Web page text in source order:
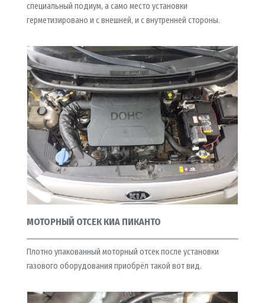
специальный подиум, а само место установки
герметизировано и с внешней, и с внутренней стороны.
МОТОРНЫЙ ОТСЕК КИА ПИКАНТО
Плотно упакованный моторный отсек после установки
газового оборудования приобрёл такой вот вид.